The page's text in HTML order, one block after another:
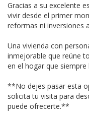
Gracias a su excelente
vivir desde el primer
reformas ni inversiones
Una vivienda con
inmejorable que reúne
en el hogar que siempre
**No dejes pasar esta
solicita tu visita para
puede ofrecerte.**